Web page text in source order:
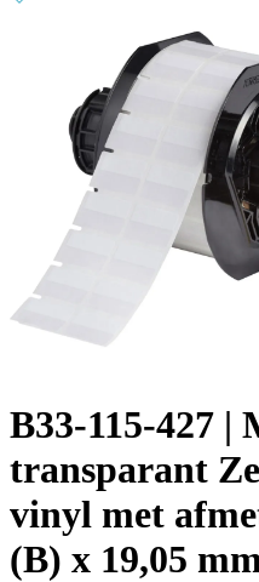
B33-115-427 |
transparant
vinyl met
(B) x 19,05